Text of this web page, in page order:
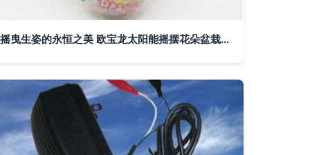
摇曳生姿的永恒之美 欧宝龙太阳能摇摆花朵盆栽深度评测